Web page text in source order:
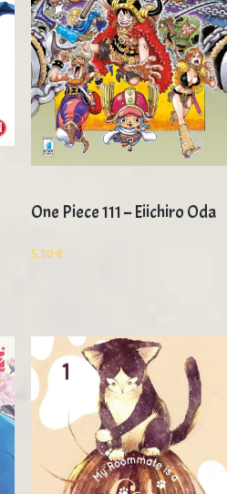
One Piece 111 – Eiichiro Oda
5,20 €